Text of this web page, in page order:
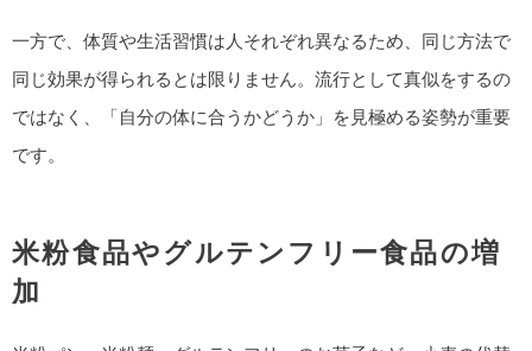
一方で、体質や生活習慣は人それぞれ異なるため、同じ方法で
同じ効果が得られるとは限りません。流行として真似をするの
ではなく、「自分の体に合うかどうか」を見極める姿勢が重要
です。
米粉食品やグルテンフリー食品の増
加